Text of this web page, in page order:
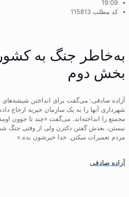
19:09
کد مطلب 115813
به‌خاطر جنگ به
بخش دوم
آزاده صادقی: می‌گفت برای انداختن شیشه‌های
شهرداری آنها را به یک سازمان خیریه ارجاع
مجمتع را انداخته‌اند. می‌گفت «چند تا جوون
نیستن، بعدش گفتن دکترن ولی از وقتی جنگ
مردم تعمیرات میکنن. خدا خیرشون بده.»
آزاده صادقی